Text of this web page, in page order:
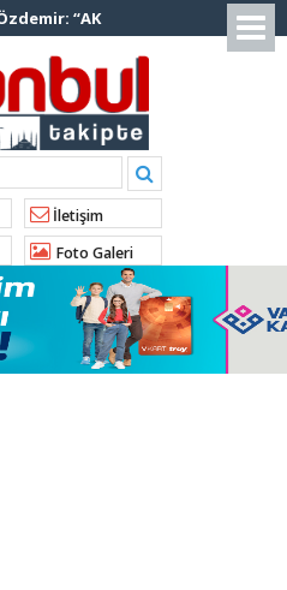
alınan talimatla
yürütülüyor”
belediye
ziyaret
Eren Ali
Topraklarda:
Orhan
İletişim
Foto Galeri